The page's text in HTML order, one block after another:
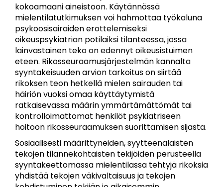
kokoamaani aineistoon. Käytännössä
mielentilatutkimuksen voi hahmottaa työkaluna
psykoosisairaiden erottelemiseksi
oikeuspsykiatrian potilaiksi tilanteessa, jossa
lainvastainen teko on edennyt oikeusistuimen
eteen. Rikosseuraamusjärjestelmän kannalta
syyntakeisuuden arvion tarkoitus on siirtää
rikoksen teon hetkellä mielen sairauden tai
häiriön vuoksi omaa käyttäytymistä
ratkaisevassa määrin ymmärtämättömät tai
kontrolloimattomat henkilöt psykiatriseen
hoitoon rikosseuraamuksen suorittamisen sijasta.
Sosiaalisesti määrittyneiden, syytteenalaisten
tekojen tilannekohtaisten tekijöiden perusteella
syyntakeettomassa mielentilassa tehtyjä rikoksia
yhdistää tekojen väkivaltaisuus ja tekojen